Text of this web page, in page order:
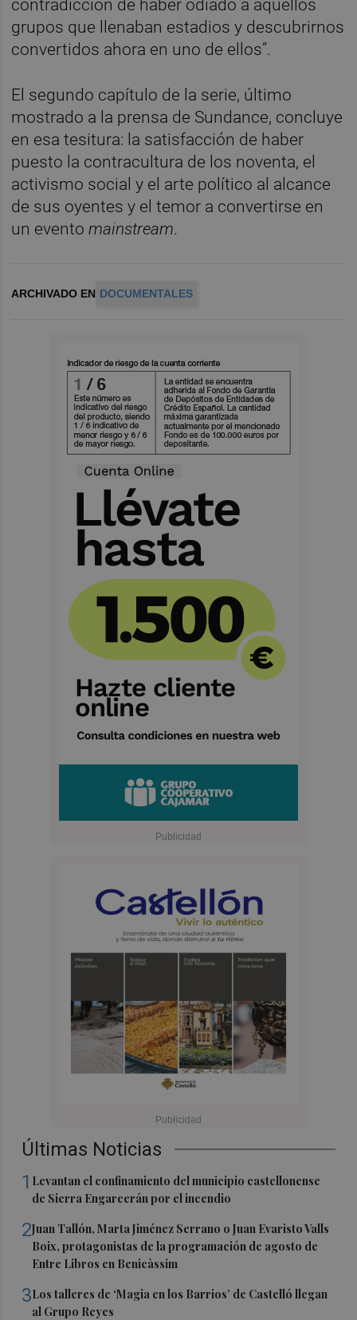
Últimas Noticias
1 Levantan el confinamiento del municipio castellonense
de Sierra Engarcerán por el incendio
2Juan Tallón, Marta Jiménez Serrano o Juan Evaristo Valls
Boix, protagonistas de la programación de agosto de
Entre Libros en Benicàssim
3Los talleres de ‘Magia en los Barrios’ de Castelló llegan
al Grupo Reyes
contradicción de haber odiado a aquellos
grupos que llenaban estadios y descubrirnos
convertidos ahora en uno de ellos”.
El segundo capítulo de la serie, último
mostrado a la prensa de Sundance, concluye
en esa tesitura: la satisfacción de haber
puesto la contracultura de los noventa, el
activismo social y el arte político al alcance
de sus oyentes y el temor a convertirse en
un eventomainstream.
ARCHIVADO EN DOCUMENTALES